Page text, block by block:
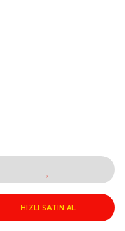
HIZLI SATIN AL